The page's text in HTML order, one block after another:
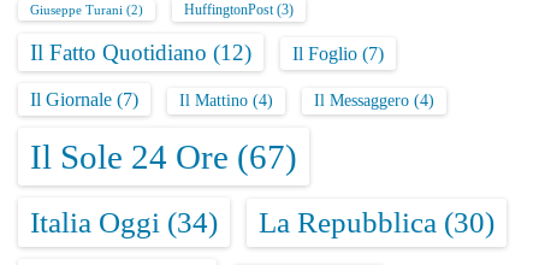
Giuseppe Turani (2) HuffingtonPost(3)
Il Fatto Quotidiano (12) Il Foglio (7)
Il Giornale (7) Il Mattino (4) Il Messaggero (4)
Il Sole 24 Ore (67)
Italia Oggi (34) La Repubblica (30)